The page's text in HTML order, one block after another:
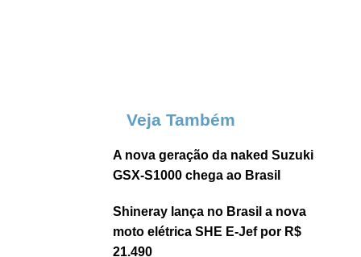
Veja Também
A nova geração da naked Suzuki
GSX-S1000 chega ao Brasil
Shineray lança no Brasil a nova
moto elétrica SHE E-Jef por R$
21.490